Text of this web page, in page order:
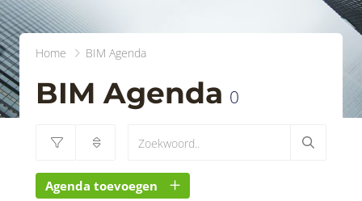
Home BIM Agenda
BIM Agenda 0
Agenda toevoegen